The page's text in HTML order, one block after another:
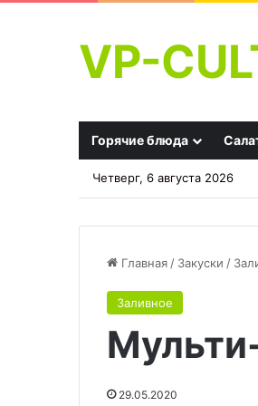
VP-
Горячие блюда
Четверг, 6 августа 2026
Главная / Закуски /
Заливное
29.05.2020